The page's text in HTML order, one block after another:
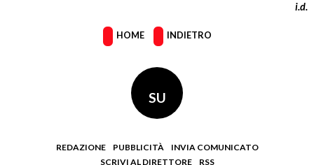
i.d.
HOME INDIETRO
SU
REDAZIONE PUBBLICITÀ
INVIA COMUNICATO
SCRIVI AL DIRETTORE
RSS